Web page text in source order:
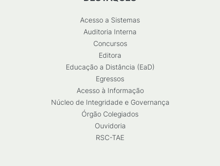
Acesso a Sistemas
Auditoria Interna
Concursos
Editora
Educação a Distância (EaD)
Egressos
Acesso à Informação
Núcleo de Integridade e Governança
Órgão Colegiados
Ouvidoria
RSC-TAE